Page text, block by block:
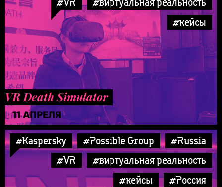
#кейсы
VR Death Simulator
11 АПРЕЛЯ
#Kaspersky #Possible Group
#Russia
#VR
#виртуальная реальность
#кейсы
#Россия